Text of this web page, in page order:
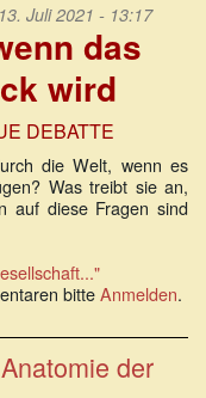
Juli 2021 - 13:17
das
wird
DEBATTE
die Welt, wenn es
Was treibt sie an,
auf diese Fragen sind
bitteAnmelden.
der